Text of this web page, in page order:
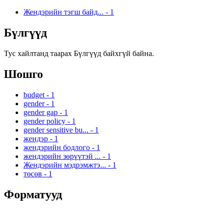
Жендэрийн тэгш байд... - 1
Бүлгүүд
Тус хайлтанд таарах Бүлгүүд байхгүй байна.
Шошго
budget - 1
gender - 1
gender gap - 1
gender policy - 1
gender sensitive bu... - 1
жендэр - 1
жендэрийн бодлого - 1
жендэрийн зөрүүтэй ... - 1
Жендэрийн мэдрэмжтэ... - 1
төсөв - 1
Форматууд